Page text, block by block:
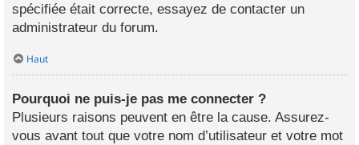
spécifiée était correcte, essayez de contacter un
administrateur du forum.
Haut
Pourquoi ne puis-je pas me connecter ?
Plusieurs raisons peuvent en être la cause. Assurez-
vous avant tout que votre nom d’utilisateur et votre mot